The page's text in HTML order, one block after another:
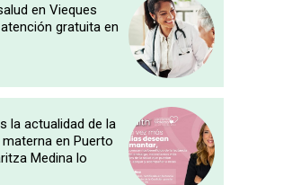
en Vieques
gratuita en
la actualidad de la
en Puerto
Medina lo